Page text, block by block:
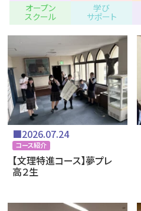
オープン
スクール
学び
サポート
■2026.07.24
コース紹介
【文理特進コース】夢プレ
高２生